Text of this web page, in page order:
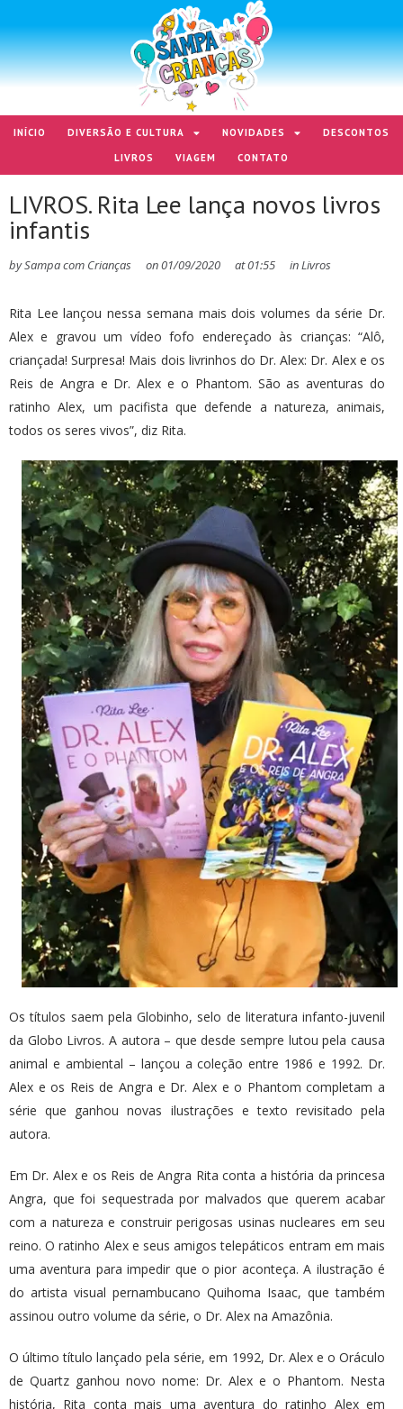
INÍCIO DIVERSÃO E CULTURA NOVIDADES
DESCONTOS
LIVROS
VIAGEM CONTATO
LIVROS. Rita Lee lança novos livros
infantis
bySampa com Crianças on01/09/2020 at01:55 inLivros
Rita Lee lançou nessa semana mais dois volumes da série Dr.
Alex e gravou um vídeo fofo endereçado às crianças: “Alô,
criançada! Surpresa! Mais dois livrinhos do Dr. Alex: Dr. Alex e os
Reis de Angra e Dr. Alex e o Phantom. São as aventuras do
ratinho Alex, um pacifista que defende a natureza, animais,
todos os seres vivos”, diz Rita.
Os títulos saem pela Globinho, selo de literatura infanto-juvenil
da Globo Livros. A autora – que desde sempre lutou pela causa
animal e ambiental – lançou a coleção entre 1986 e 1992. Dr.
Alex e os Reis de Angra e Dr. Alex e o Phantom completam a
série que ganhou novas ilustrações e texto revisitado pela
autora.
Em Dr. Alex e os Reis de Angra Rita conta a história da princesa
Angra, que foi sequestrada por malvados que querem acabar
com a natureza e construir perigosas usinas nucleares em seu
reino. O ratinho Alex e seus amigos telepáticos entram em mais
uma aventura para impedir que o pior aconteça. A ilustração é
do artista visual pernambucano Quihoma Isaac, que também
assinou outro volume da série, o Dr. Alex na Amazônia.
O último título lançado pela série, em 1992, Dr. Alex e o Oráculo
de Quartz ganhou novo nome: Dr. Alex e o Phantom. Nesta
história, Rita conta mais uma aventura do ratinho Alex em